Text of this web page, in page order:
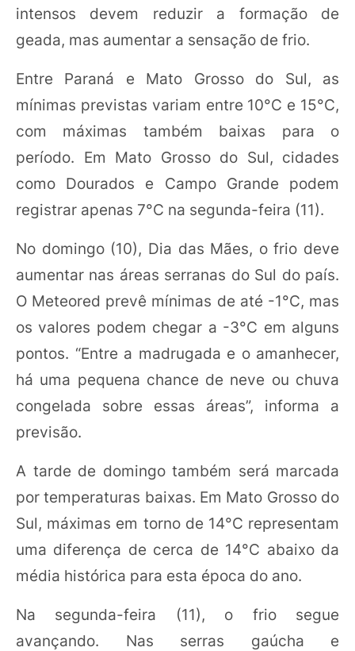
intensos devem reduzir a formação de
geada, mas aumentar a sensação de frio.
Entre Paraná e Mato Grosso do Sul, as
mínimas previstas variam entre 10°C e 15°C,
com máximas também baixas para o
período. Em Mato Grosso do Sul, cidades
como Dourados e Campo Grande podem
registrar apenas 7°C na segunda-feira (11).
No domingo (10), Dia das Mães, o frio deve
aumentar nas áreas serranas do Sul do país.
O Meteored prevê mínimas de até -1°C, mas
os valores podem chegar a -3°C em alguns
pontos. “Entre a madrugada e o amanhecer,
há uma pequena chance de neve ou chuva
congelada sobre essas áreas”, informa a
previsão.
A tarde de domingo também será marcada
por temperaturas baixas. Em Mato Grosso do
Sul, máximas em torno de 14°C representam
uma diferença de cerca de 14°C abaixo da
média histórica para esta época do ano.
Na segunda-feira (11), o frio segue
avançando. Nas serras gaúcha e